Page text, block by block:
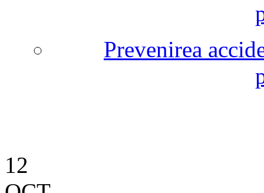
Prevenirea
12